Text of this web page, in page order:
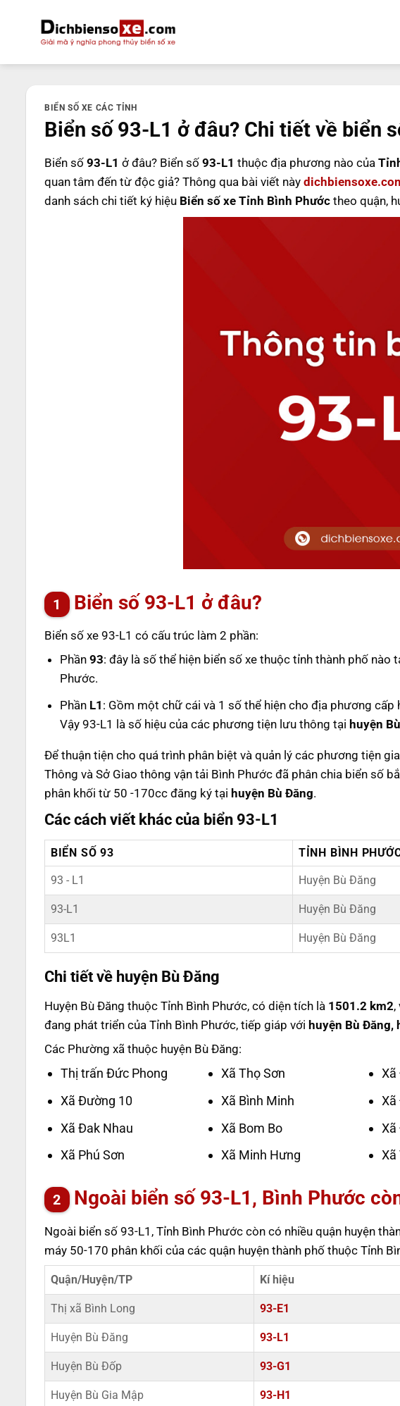
dung
BIỂN SỐ XE CÁC TỈNH
Biển số 93-L1 ở đâu? Chi tiết về biển
Biển số 93-L1 ở đâu? Biển số 93-L1 thuộc địa phương nào của
quan tâm đến từ độc giả? Thông qua bài viết này
danh sách chi tiết ký hiệu Biển số xe Tỉnh Bình Phướctheo quận,
Biển số 93-L1 ở đâu?
Biển số xe 93-L1 có cấu trúc làm 2 phần:
Phần93: đây là số thể hiện biển số xe thuộc tỉnh thành phố nào
Phước.
Phần L1 : Gồm một chữ cái và 1 số thể hiện cho địa phương
Vậy 93-L1 là số hiệu của các phương tiện lưu thông tạihuyện
Để thuận tiện cho quá trình phân biệt và quản lý các phương tiện
Thông và Sở Giao thông vận tải Bình Phước đã phân chia biển số
phân khối từ 50 -170cc đăng ký tại huyện Bù Đăng.
Các cách viết khác của biển 93-L1
BIỂN SỐ 93 TỈNH BÌNH
93 - L1 Huyện Bù Đăng
93-L1 Huyện Bù Đăng
93L1 Huyện Bù Đăng
Chi tiết về huyện Bù Đăng
Huyện Bù Đăng thuộc Tỉnh Bình Phước, có diện tích là 1501.2 km2,
đang phát triển của Tỉnh Bình Phước, tiếp giáp với huyện Bù Đăng,
Các Phường xã thuộc huyện Bù Đăng:
Thị trấn Đức Phong
Xã Đường 10
Xã Đak Nhau
Xã Phú Sơn
Xã Thọ Sơn
Xã Bình Minh
Xã Bom Bo
Xã Minh Hưng
Xã
Xã
Xã
Xã
Ngoài biển số 93-L1, Bình Phước
Ngoài biển số 93-L1, Tỉnh Bình Phước còn có nhiều quận huyện
máy 50-170 phân khối của các quận huyện thành phố thuộc Tỉnh
Quận/Huyện/TP Kí hiệu
Thị xã Bình Long 93-E1
Huyện Bù Đăng 93-L1
Huyện Bù Đốp 93-G1
Huyện Bù Gia Mập 93-H1